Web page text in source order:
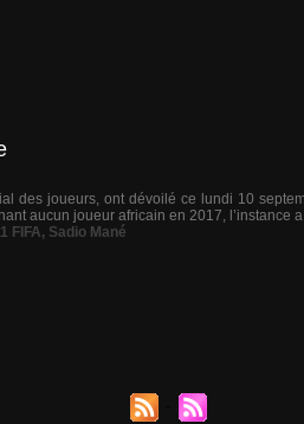
des joueurs, ont dévoilé ce lundi 10
aucun joueur africain en 2017, l’instance
FIFA, Sadio Mané